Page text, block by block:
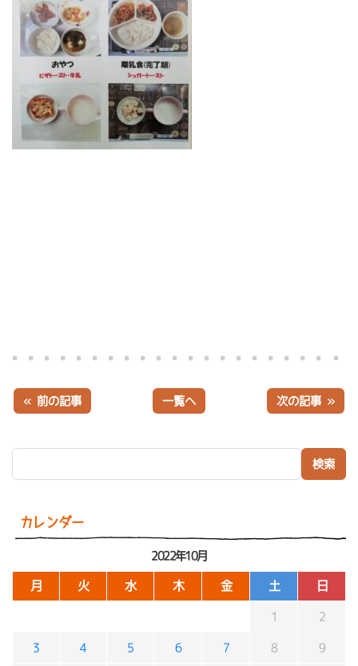
カレンダー
2022年10月
月 火 水 木 金 土 日
1 2
3 4 5 6 7 8 9
« 前の記事 一覧へ 次の記事 »